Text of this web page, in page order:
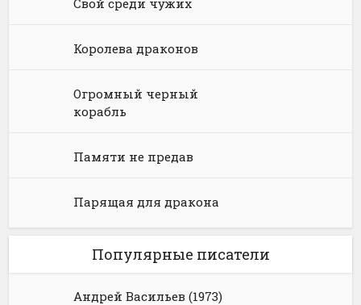
Юмористическое фэнтези
Свой среди чужих
Королева драконов
Огромный черный
корабль
Памяти не предав
Парящая для дракона
Популярные писатели
Андрей Васильев (1973)